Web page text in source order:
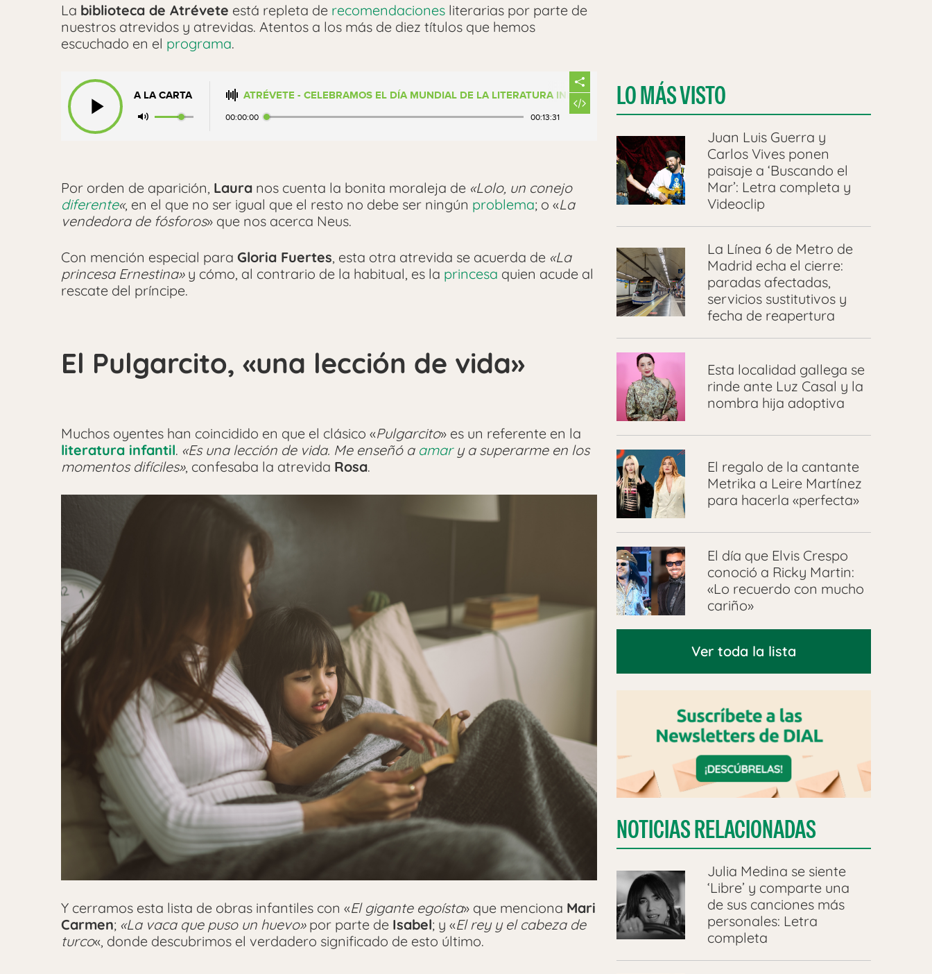
La biblioteca de Atrévete está repleta de recomendaciones literarias por parte de
nuestros atrevidos y atrevidas. Atentos a los más de diez títulos que hemos
escuchado en el programa.
A LA CARTA ATRÉVETE - CELEBRAMOS EL DÍA MUNDIAL DE LA LITERATURA INFANTIL CON LAS OBRAS QUE MARCARON A NUESTROS OYENTES
00:00:00 00:13:31
Por orden de aparición, Laura nos cuenta la bonita moraleja de «Lolo, un conejo
diferente«, en el que no ser igual que el resto no debe ser ningún problema; o «La
vendedora de fósforos» que nos acerca Neus.
Con mención especial para Gloria Fuertes, esta otra atrevida se acuerda de «La
princesa Ernestina»y cómo, al contrario de la habitual, es la princesa quien acude al
rescate del príncipe.
El Pulgarcito, «una lección de vida»
Muchos oyentes han coincidido en que el clásico «Pulgarcito» es un referente en la
literatura infantil. «Es una lección de vida. Me enseñó a amary a superarme en los
momentos difíciles», confesaba la atrevida Rosa.
Y cerramos esta lista de obras infantiles con «El gigante egoísta» que menciona Mari
Carmen; «La vaca que puso un huevo»por parte de Isabel; y «El rey y el cabeza de
turco«, donde descubrimos el verdadero significado de esto último.
LO MÁS VISTO
Juan Luis Guerra y
Carlos Vives ponen
paisaje a ‘Buscando el
Mar’: Letra completa y
Videoclip
La Línea 6 de Metro de
Madrid echa el cierre:
paradas afectadas,
servicios sustitutivos y
fecha de reapertura
Esta localidad gallega se
rinde ante Luz Casal y la
nombra hija adoptiva
El regalo de la cantante
Metrika a Leire Martínez
para hacerla «perfecta»
El día que Elvis Crespo
conoció a Ricky Martin:
«Lo recuerdo con mucho
cariño»
Ver toda la lista
NOTICIAS RELACIONADAS
Julia Medina se siente
‘Libre’ y comparte una
de sus canciones más
personales: Letra
completa